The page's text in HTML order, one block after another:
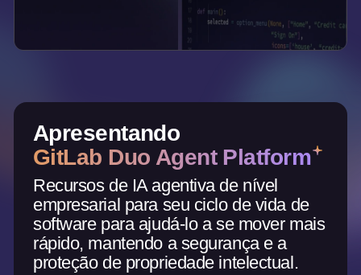
Apresentando
GitLab Duo Agent Platform
Recursos de IA agentiva de nível
empresarial para seu ciclo de vida de
software para ajudá-lo a se mover mais
rápido, mantendo a segurança e a
proteção de propriedade intelectual.